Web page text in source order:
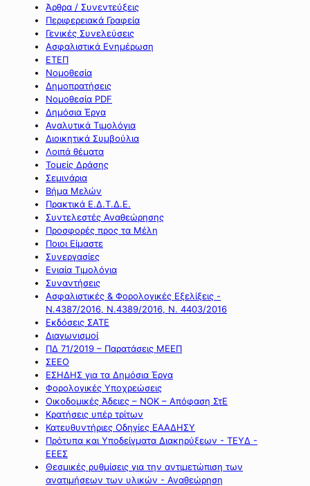
Άρθρα / Συνεντεύξεις
Περιφερειακά Γραφεία
Γενικές Συνελεύσεις
Ασφαλιστικά Ενημέρωση
ΕΤΕΠ
Νομοθεσία
Δημοπρατήσεις
Νομοθεσία PDF
Δημόσια Έργα
Αναλυτικά Τιμολόγια
Διοικητικά Συμβούλια
Λοιπά θέματα
Τομείς Δράσης
Σεμινάρια
Βήμα Μελών
Πρακτικά Ε.Δ.Τ.Δ.Ε.
Συντελεστές Αναθεώρησης
Προσφορές προς τα Μέλη
Ποιοι Είμαστε
Συνεργασίες
Ενιαία Τιμολόγια
Συναντήσεις
Ασφαλιστικές & Φορολογικές Εξελίξεις -
Ν.4387/2016, Ν.4389/2016, Ν. 4403/2016
Εκδόσεις ΣΑΤΕ
Διαγωνισμοί
ΠΔ 71/2019 – Παρατάσεις ΜΕΕΠ
ΣΕΕΟ
ΕΣΗΔΗΣ για τα Δημόσια Έργα
Φορολογικές Υποχρεώσεις
Οικοδομικές Άδειες – ΝΟΚ – Απόφαση ΣτΕ
Κρατήσεις υπέρ τρίτων
Κατευθυντήριες Οδηγίες ΕΑΑΔΗΣΥ
Πρότυπα και Υποδείγματα Διακηρύξεων - ΤΕΥΔ -
ΕΕΕΣ
Θεσμικές ρυθμίσεις για την αντιμετώπιση των
ανατιμήσεων των υλικών - Αναθεώρηση